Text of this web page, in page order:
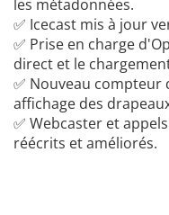
les métadonnées.
✅ Icecast mis à jour
✅ Prise en charge
direct et le
✅ Nouveau
affichage des
✅ Webcaster et
réécrits et améliorés.